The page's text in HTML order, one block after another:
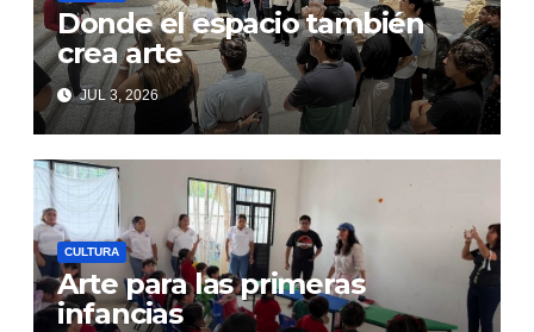
Donde el espacio también
crea arte
JUL 3, 2026
CULTURA
Arte para las primeras
infancias